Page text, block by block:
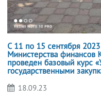
С 11 по 15 сентября
Министерства финансов
проведен базовый курс
государственными
18.09.23